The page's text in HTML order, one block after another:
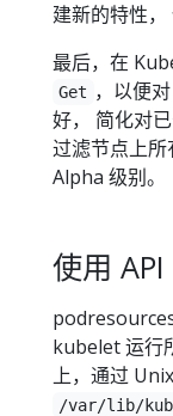
建新的特性，
最后，在
Get ，以便
好， 简化对
过滤节点上所
Alpha 级别。
使用 API
kubelet 运行
上，通过
/var/lib/